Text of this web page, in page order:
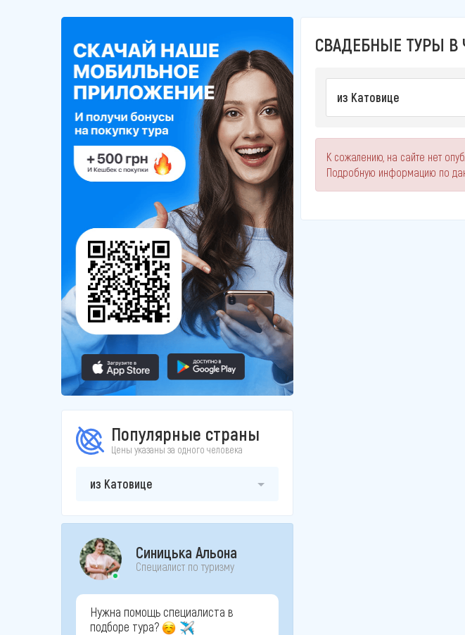
Популярные страны
Цены указаны за одного человека
из Катовице
Синицька Альона
Специалист по туризму
Нужна помощь специалиста в
подборе тура?
СВАДЕБНЫЕ ТУРЫ В
из Катовице
К сожалению, на сайте нет
Подробную информацию по